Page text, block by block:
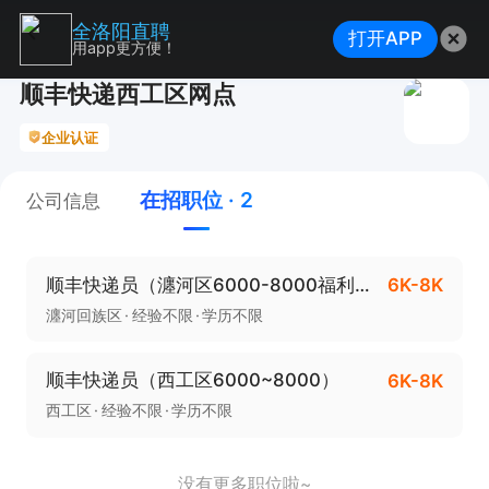
顺丰快递西工区网点
企业认证
公司信息 在招职位 · 2
顺丰快递员（瀍河区6000-8000福利多多） 6K-8K
瀍河回族区 经验不限 学历不限
顺丰快递员（西工区6000~8000） 6K-8K
西工区 经验不限 学历不限
没有更多职位啦~
全洛阳直聘
用app更方便！ 打开APP